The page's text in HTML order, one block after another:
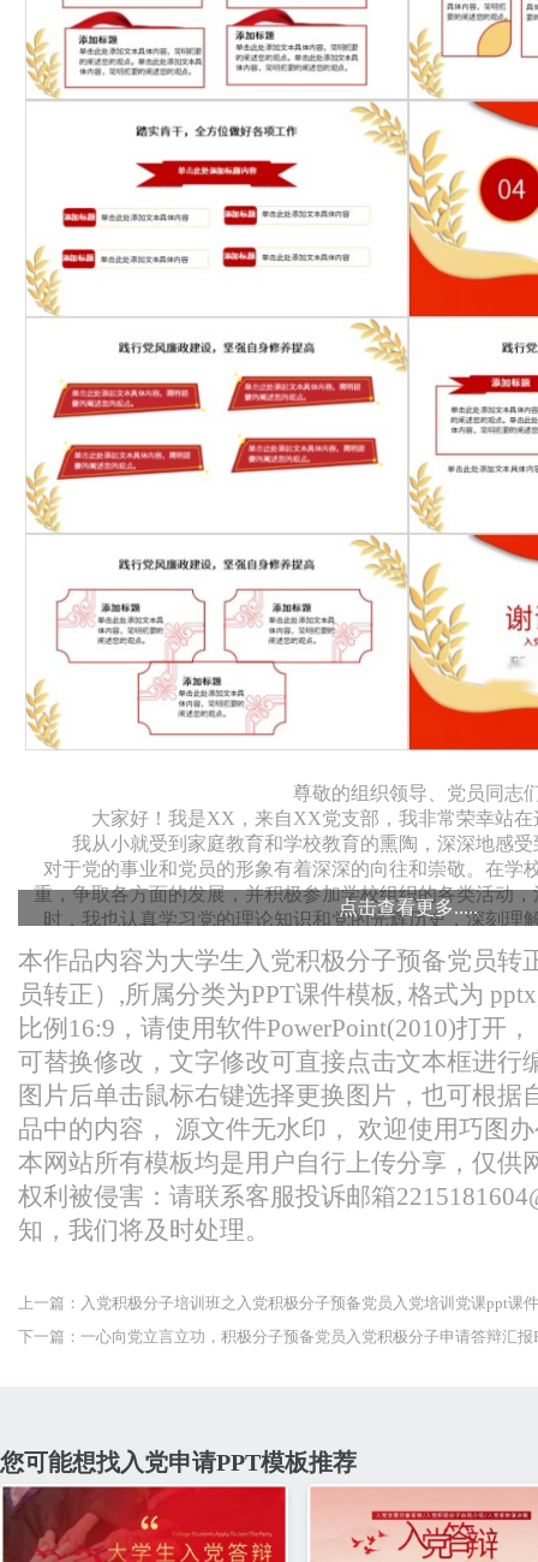
尊敬的组织领导、党员同志
大家好！我是XX，来自XX党支部，我非常荣幸站
我从小就受到家庭教育和学校教育的熏陶，深深地感
对于党的事业和党员的形象有着深深的向往和崇敬。在学
重，争取各方面的发展，并积极参加学校组织的各类活动
时，我也认真学习党的理论知识和党的光辉历史，深刻理
在大学期间，我更加坚定了自己的信仰，并开始积极
践中，我深入了解了社会的现实问题和人民群众的需求，
该主动担负起社会责任，为人民的幸福和社会的
在学习党的理论知识的过程中，我逐渐认识到只有通
大限度地实现自己的理想和追求。作为一名年轻人，我深
党，才能够更好地为人民服务，为社会
点击查看更多.....
本作品内容为大学生入党积极分子预备党员转
员转正）,所属分类为PPT课件模板, 格式为
比例16:9，请使用软件PowerPoint(2010)打开
可替换修改，文字修改可直接点击文本框进行
图片后单击鼠标右键选择更换图片，也可根据
品中的内容， 源文件无水印， 欢迎使用巧图
本网站所有模板均是用户自行上传分享，仅供
权利被侵害：请联系客服投诉邮箱
知，我们将及时处理。
上一篇：入党积极分子培训班之入党积极分子预备党员入党培训党课ppt课件
下一篇：一心向党立言立功，积极分子预备党员入党积极分子申请答辩汇报
您可能想找入党申请PPT模板推荐